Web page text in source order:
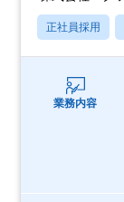
正社員採用
業務内容